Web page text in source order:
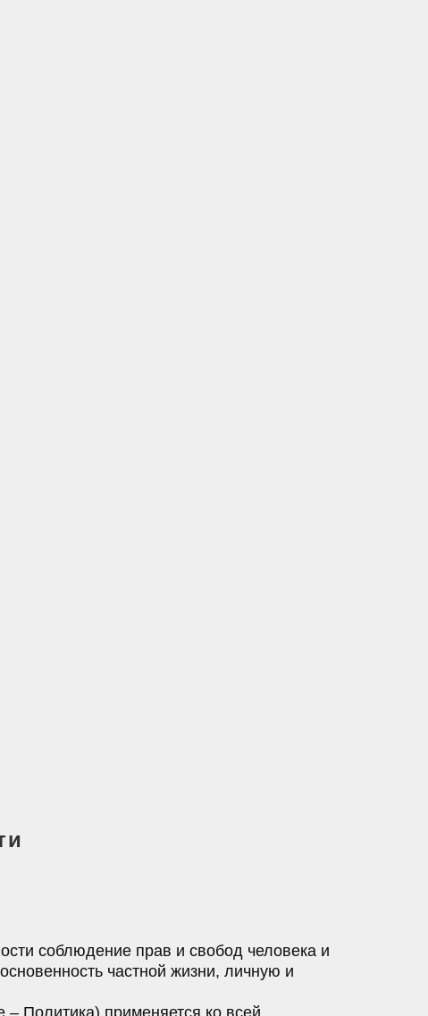
соблюдение прав и свобод человека и
частной жизни, личную и
Политика) применяется ко всей